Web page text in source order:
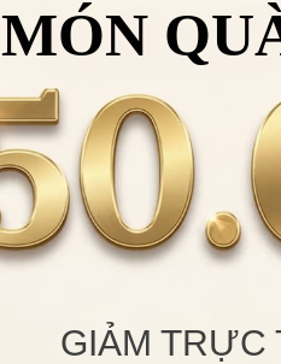
MÓN
GIẢM TRỰC